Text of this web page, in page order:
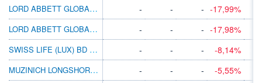
LORD ABBETT GLOBAL HI YLD FD CL EUR H AC - - - -17,99%
LORD ABBETT GLOBAL HIGH YIELD I EUR HDIS
- - - -17,98%
SWISS LIFE (LUX) BD GLBL HY EUR S
- - -
-8,14%
MUZINICH LONGSHORTCREDITYLD HEUR ACC NJ
- - -
-5,55%